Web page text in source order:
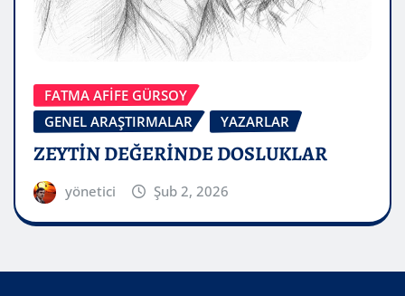
FATMA AFİFE GÜRSOY
GENEL ARAŞTIRMALAR
YAZARLAR
ZEYTİN DEĞERİNDE DOSLUKLAR
yönetici Şub 2, 2026